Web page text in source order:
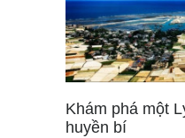
Khám phá một
huyền bí